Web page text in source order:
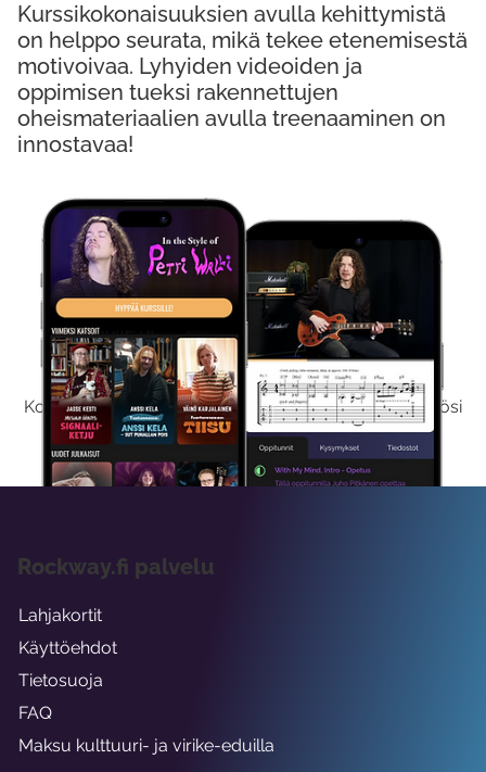
Kokeile Ilmaiseksi
Kokeilemalla ilmaiseksi saat koko sisältömme käyttöösi
viikon ajaksi.
Kurssikokonaisuuksien avulla kehittymistä
on helppo seurata, mikä tekee etenemisestä
motivoivaa. Lyhyiden videoiden ja
oppimisen tueksi rakennettujen
oheismateriaalien avulla treenaaminen on
innostavaa!
Rockway.fi palvelu
Lahjakortit
Käyttöehdot
Tietosuoja
FAQ
Maksu kulttuuri- ja virike-eduilla